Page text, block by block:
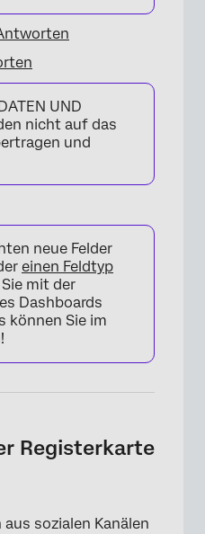
UND
nicht auf das
und
neue Felder
einen Feldtyp
mit der
Dashboards
können Sie im
Registerkarte
sozialen Kanälen